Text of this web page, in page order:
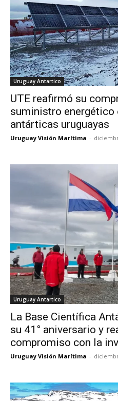
Uruguay Antartico
UTE reafirmó su
suministro energético
antárticas uruguayas
Uruguay Visión Marítima -
Uruguay Antartico
La Base Científica
su 41° aniversario y
compromiso con la
Uruguay Visión Marítima -